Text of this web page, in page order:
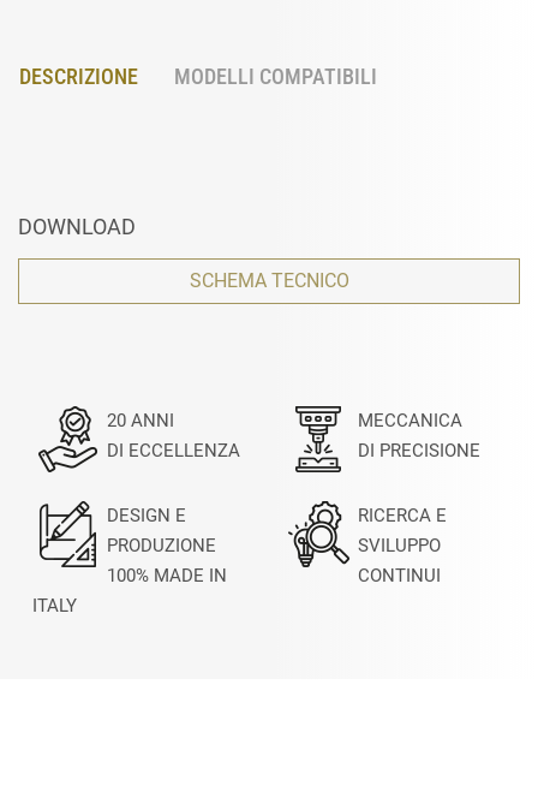
DESCRIZIONE MODELLI COMPATIBILI
DOWNLOAD
SCHEMA TECNICO
20 ANNI
DI ECCELLENZA
MECCANICA
DI PRECISIONE
DESIGN E
PRODUZIONE
100% MADE IN
ITALY
RICERCA E
SVILUPPO
CONTINUI